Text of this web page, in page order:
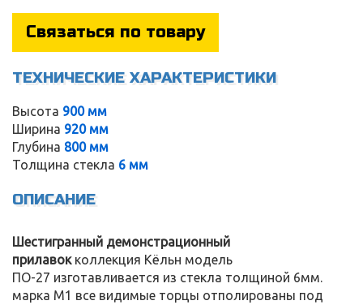
Service
Связаться по товару
ТЕХНИЧЕСКИЕ ХАРАКТЕРИСТИКИ
Высота 900 мм
Ширина 920 мм
Глубина 800 мм
Толщина стекла 6 мм
ОПИСАНИЕ
Шестигранный демонстрационный
прилавокколлекция Кёльн модель
ПО-27 изготавливается из стекла толщиной 6мм.
марка М1 все видимые торцы отполированы под